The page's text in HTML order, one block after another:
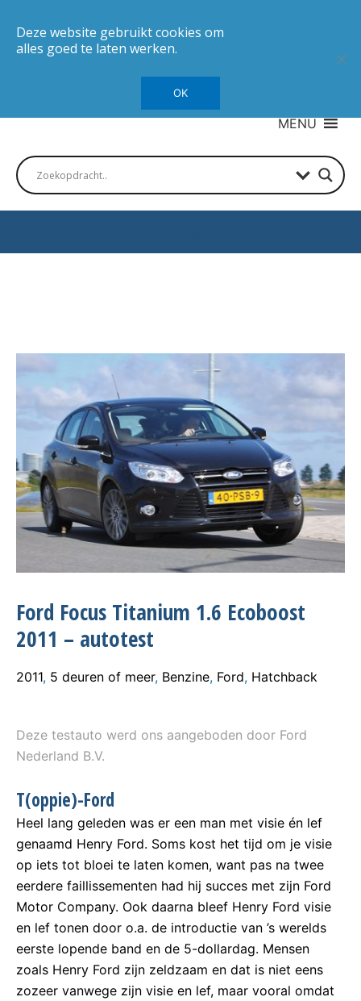
MENU
Ford Focus Titanium 1.6 Ecoboost
2011 – autotest
2011, 5 deuren of meer, Benzine, Ford, Hatchback
Deze testauto werd ons aangeboden door Ford
Nederland B.V.
T(oppie)-Ford
Heel lang geleden was er een man met visie én lef
genaamd Henry Ford. Soms kost het tijd om je visie
op iets tot bloei te laten komen, want pas na twee
eerdere faillissementen had hij succes met zijn Ford
Motor Company. Ook daarna bleef Henry Ford visie
en lef tonen door o.a. de introductie van ’s werelds
eerste lopende band en de 5-dollardag. Mensen
zoals Henry Ford zijn zeldzaam en dat is niet eens
zozeer vanwege zijn visie en lef, maar vooral omdat
Deze website gebruikt cookies om
alles goed te laten werken.
OK